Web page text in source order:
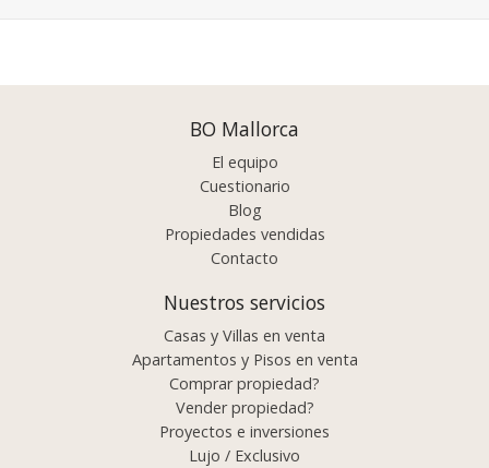
navigation
BO Mallorca
El equipo
Cuestionario
Blog
Propiedades vendidas
Contacto
Nuestros servicios
Casas y Villas en venta
Apartamentos y Pisos en venta
Comprar propiedad?
Vender propiedad?
Proyectos e inversiones
Lujo / Exclusivo